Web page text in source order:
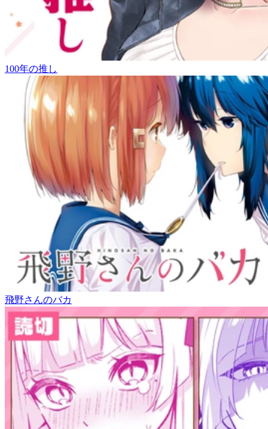
100年の推し
飛野さんのバカ